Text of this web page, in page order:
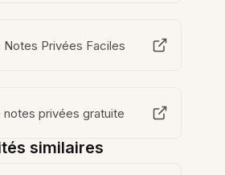
Privées Faciles
notes privées gratuite
similaires